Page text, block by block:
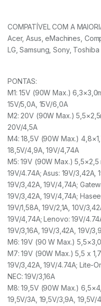
COMPATÍVEL COM A
Acer, Asus, eMachines,
LG, Samsung, Sony, Toshiba
PONTAS:
M1: 15V (90W Max.)
15V/5,0A, 15V/6,0A
M2: 20V (90W Max.)
20V/4,5A
M4: 18,5V (90W Max.)
18,5V/4,9A, 19V/4,74A
M5: 19V (90W Max.) 5,5×2,5
19V/4.74A; Asus: 19V/3,42A,
19V/3,42A, 19V/4,74A;
19V/3,42A, 19V/4,74A;
19V/1,58A, 19V/2,1A, 10V/
19V/4,74A; Lenovo: 19V/
19V/3,16A, 19V/3,42A, 19V/
M6: 19V (90 W Max.)
M7: 19V (90W Max.) 5,5 x
19V/3,42A, 19V/4.74A; Lite-
NEC: 19V/3,16A
M8: 19,5V (90W Max.)
19,5V/3A, 19,5V/3,9A, 19,5V/